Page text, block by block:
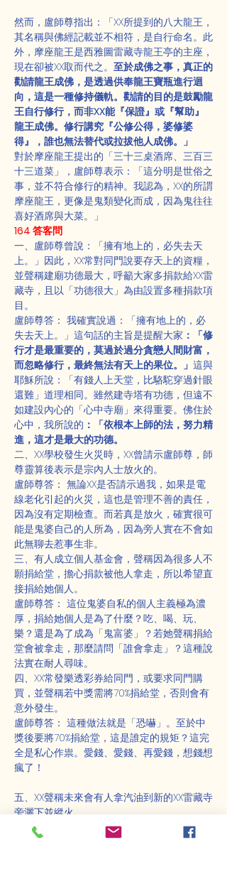
然而，盧師尊指出：「XX所提到的八大龍王，
其名稱與佛經記載並不相符，是自行命名。此
外，摩座龍王是西雅圖雷藏寺龍王亭的主座，
現在卻被XX取而代之。 至於成佛之事，真正的
勸請龍王成佛，是透過供奉龍王寶瓶進行迴
向，這是一種修持儀軌。勸請的目的是鼓勵龍
王自行修行，而非XX能『保證』或『幫助』
龍王成佛。修行講究『公修公得，婆修婆
得』，誰也無法替代或拉拔他人成佛。」
對於摩座龍王提出的「三十三桌酒席、三百三
十三道菜」，盧師尊表示：「這分明是世俗之
事，並不符合修行的精神。我認為，XX的所謂
摩座龍王，更像是鬼類變化而成，因為鬼往往
喜好酒席與大菜。」
164 答客問
一、盧師尊曾說：「擁有地上的，必失去天
上。」因此，XX常對同門說要存天上的資糧，
並聲稱建廟功德最大，呼籲大家多捐款給XX雷
藏寺，且以「功德很大」為由設置多種捐款項
目。
盧師尊答： 我確實說過：「擁有地上的，必
失去天上。」這句話的主旨是提醒大家 ：「修
行才是最重要的，莫過於過分貪戀人間財富，
而忽略修行，最終無法有天上的果位。」 這與
耶穌所說：「有錢人上天堂，比駱駝穿過針眼
還難」道理相同。雖然建寺塔有功德，但遠不
如建設內心的「心中寺廟」來得重要。佛住於
心中，我所說的 ：「依根本上師的法，努力精
進，這才是最大的功德。
二、XX學校發生火災時，XX曾請示盧師尊，師
尊靈算後表示是宗內人士放火的。
盧師尊答： 無論XX是否請示過我，如果是電
線老化引起的火災，這也是管理不善的責任，
因為沒有定期檢查。而若真是放火，確實很可
能是鬼婆自己的人所為，因為旁人實在不會如
此無聊去惹事生非。
三、有人成立個人基金會，聲稱因為很多人不
願捐給堂，擔心捐款被他人拿走，所以希望直
接捐給她個人。
盧師尊答： 這位鬼婆自私的個人主義極為濃
厚，捐給她個人是為了什麼？吃、喝、玩、
樂？還是為了成為「鬼富婆」？若她聲稱捐給
堂會被拿走，那麼請問「誰會拿走」？這種說
法實在耐人尋味。
四、XX常發樂透彩券給同門，或要求同門購
買，並聲稱若中獎需將70%捐給堂，否則會有
意外發生。
盧師尊答： 這種做法就是「恐嚇」。至於中
獎後要將70%捐給堂，這是誰定的規矩？這完
全是私心作祟。愛錢、愛錢、再愛錢，想錢想
瘋了！
五、XX聲稱未來會有人拿汽油到新的XX雷藏寺
旁灑下並縱火。
盧師尊答： 這不過是鬼婆的預言，而眾所周
知，她的預言一向「不準」。從心理學的角度